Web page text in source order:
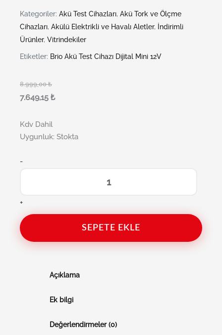
Kategoriler: Akü Test Cihazları, Akü Tork ve Ölçme
Cihazları, Akülü Elektrikli ve Havalı Aletler,
İndirimli
Ürünler, Vitrindekiler
Etiketler: Brio Akü Test Cihazı Dijital Mini 12V
8.999,00₺
7.649,15 ₺
Kdv Dahil
Uygunluk: Stokta
-
+
SEPETE EKLE
Açıklama
Ek bilgi
Değerlendirmeler (0)